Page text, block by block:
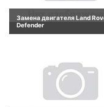
Замена двигателя Land
Defender